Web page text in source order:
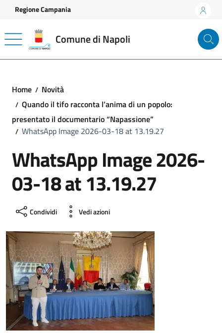
Vai ai contenuti
Vai al footer
Regione Campania
Comune di Napoli
Home
Novità
Quando il tifo racconta l’anima di un popolo:
presentato il documentario “Napassione”
WhatsApp Image 2026-03-18 at 13.19.27
WhatsApp Image 2026-
03-18 at 13.19.27
Condividi Vedi azioni